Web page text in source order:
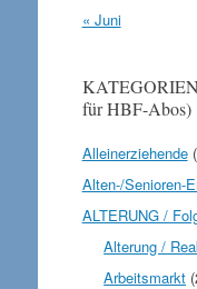
« Juni
für HBF-Abos)
Alleinerziehende
Alten-/Senioren-
ALTERUNG /
Alterung /
Arbeitsmarkt